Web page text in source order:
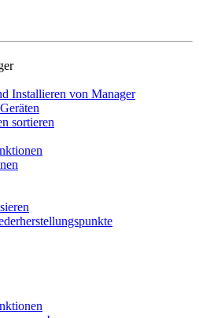
Installieren von Manager
sortieren